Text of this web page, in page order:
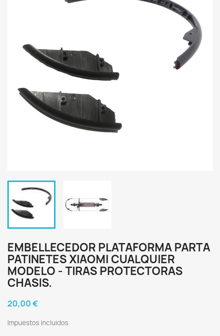
EMBELLECEDOR PLATAFORMA PARTA
PATINETES XIAOMI CUALQUIER
MODELO - TIRAS PROTECTORAS
CHASIS.
20,00 €
Impuestos incluidos